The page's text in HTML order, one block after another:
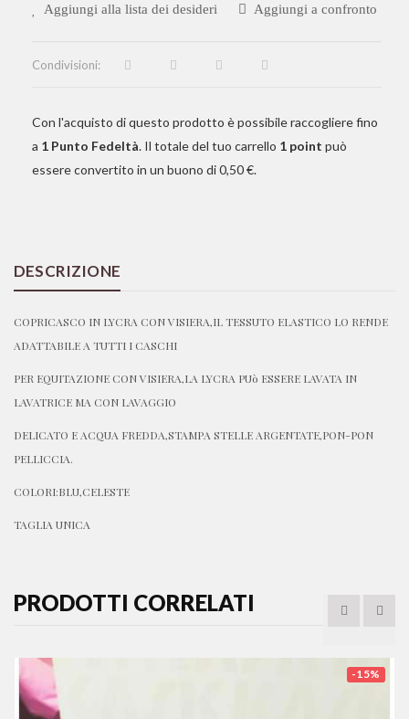
Aggiungi alla lista dei desideri Aggiungi a confronto
Condivisioni:
Con l'acquisto di questo prodotto è possibile raccogliere fino
a 1 Punto Fedeltà. Il totale del tuo carrello 1 point può
essere convertito in un buono di0,50 €.
DESCRIZIONE
COPRICASCO IN LYCRA CON VISIERA,IL TESSUTO ELASTICO LO RENDE
ADATTABILE A TUTTI I CASCHI
PER EQUITAZIONE CON VISIERA,LA LYCRA PUò ESSERE LAVATA IN
LAVATRICE MA CON LAVAGGIO
DELICATO E ACQUA FREDDA,STAMPA STELLE ARGENTATE,PON-PON
PELLICCIA.
COLORI:BLU,CELESTE
TAGLIA UNICA
PRODOTTI CORRELATI
-15%